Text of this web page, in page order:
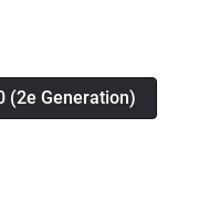
alu 18 pouces.Je la
mention
(2e Generation)